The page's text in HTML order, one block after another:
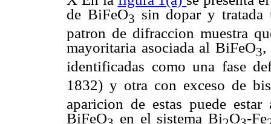
de BiFeO3 sin dopar y tratada
patron de difraccion muestra
mayoritaria asociada al BiFeO3,
identificadas como una fase
1832) y otra con exceso de
aparicion de estas puede
BiFeO
en el sistema Bi O -Fe